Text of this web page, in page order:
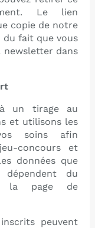
Le lien
copie de notre
du fait que vous
newsletter dans
un tirage au
et utilisons les
soins afin
concours et
données que
du
la page de
peuvent